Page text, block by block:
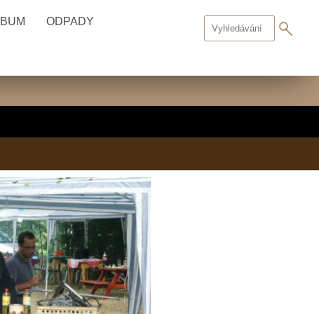
ODPADY